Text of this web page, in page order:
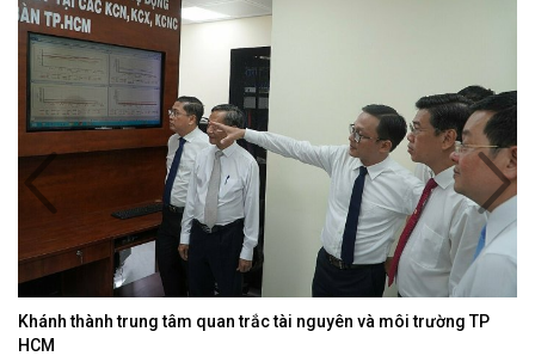
Khánh thành trung tâm quan trắc tài nguyên và môi trường TP
HCM